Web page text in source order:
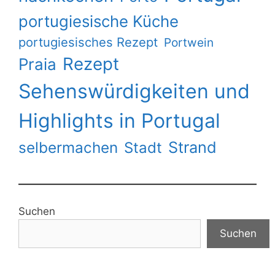
portugiesische Küche
portugiesisches Rezept Portwein
Praia Rezept
Sehenswürdigkeiten und
Highlights in Portugal
selbermachen Stadt Strand
Suchen
Suchen